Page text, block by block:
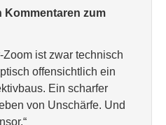
Kommentaren zum
ist zwar technisch
offensichtlich ein
Ein scharfer
von Unschärfe. Und